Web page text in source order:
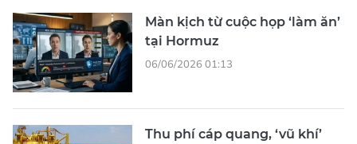
Màn kịch từ cuộc họp ‘làm ăn’
tại Hormuz
06/06/2026 01:13
Thu phí cáp quang, ‘vũ khí’